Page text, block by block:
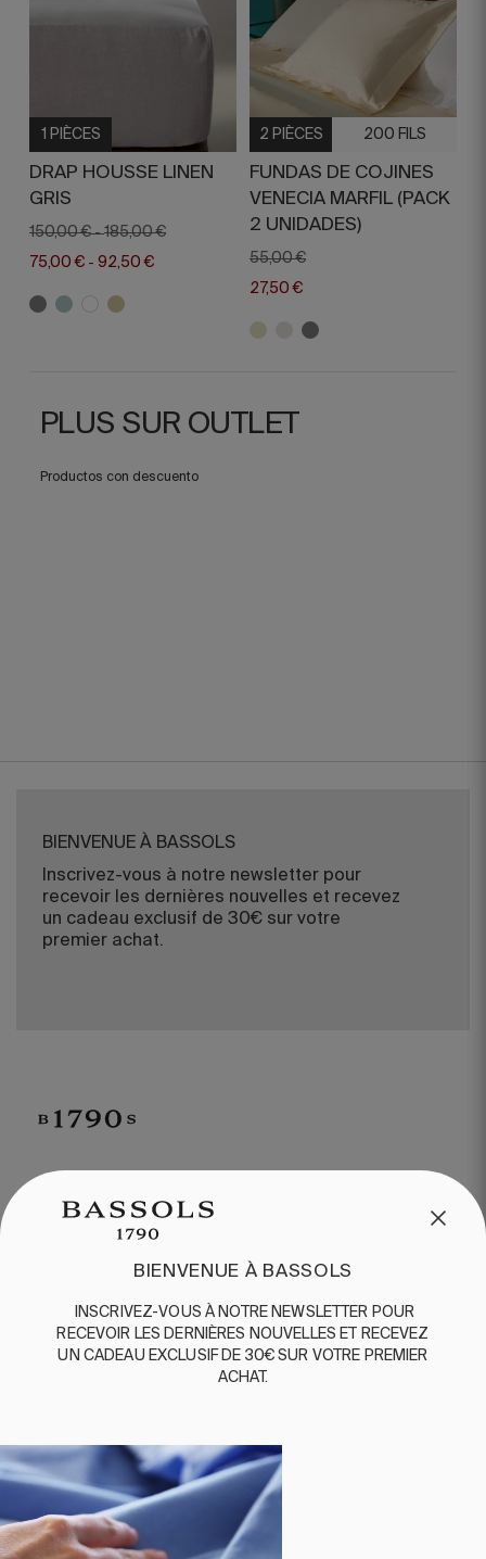
1 PIÈCES
DRAP HOUSSE LINEN
GRIS
150,00 € -185,00 €
75,00 € - 92,50 €
2 PIÈCES 200 FILS
FUNDAS DE COJINES
VENECIA MARFIL (PACK
2 UNIDADES)
55,00 €
27,50 €
PLUS SUR OUTLET
Productos con descuento
BIENVENUE À BASSOLS
Inscrivez-vous à notre newsletter pour
recevoir les dernières nouvelles et recevez
un cadeau exclusif de 30€ sur votre
premier achat.
BASSOLS BUSINESS
SERVICE CLIENT
CONTACT +34 932 070 450
QUESTIONS FRÉQUENTES
ENGLISH / ESPAÑOL / FRANÇAIS
SUIVEZ-NOUS
BIENVENUE À BASSOLS
INSCRIVEZ-VOUS À NOTRE NEWSLETTER POUR
RECEVOIR LES DERNIÈRES NOUVELLES ET RECEVEZ
UN CADEAU EXCLUSIF DE 30€SUR VOTRE PREMIER
ACHAT.